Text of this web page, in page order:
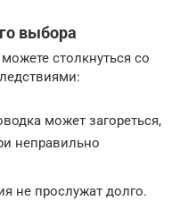
выбора
столкнуться со
может загореться,
неправильно
не прослужат долго.